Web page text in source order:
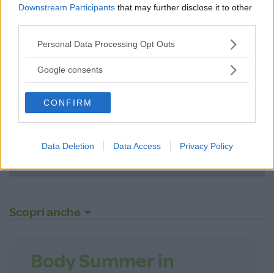
Downstream Participants that may further disclose it to other
Please note that this website/app uses one or more Google
not limited to your visit or usage behaviour. You may click to
use your data for below specified purposes in below Google
consent section.
Personal Data Processing Opt Outs
Google consents
CONFIRM
Data Deletion Data Access Privacy Policy
LOGIN
Scopri anche
Body Summer in